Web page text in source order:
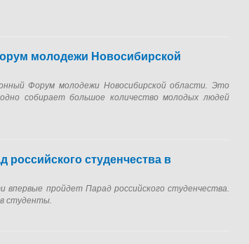
молодежи Новосибирской
Форум молодежи Новосибирской области. Это
собирает большое количество молодых людей
студенчества в
пройдет Парад российского студенчества.
студенты.